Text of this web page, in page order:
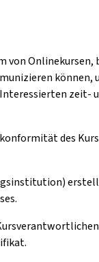
von
können,
zeit-
des